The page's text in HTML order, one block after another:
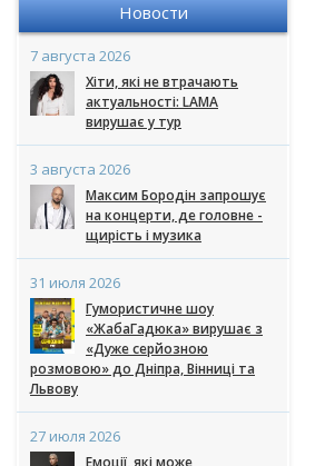
Новости
7 августа 2026
Хіти, які не втрачають
актуальності: LAMA
вирушає у тур
3 августа 2026
Максим Бородін запрошує
на концерти, де головне -
щирість і музика
31 июля 2026
Гумористичне шоу
«ЖабаГадюка» вирушає з
«Дуже серйозною
розмовою» до Дніпра, Вінниці та
Львову
27 июля 2026
Емоції, які може